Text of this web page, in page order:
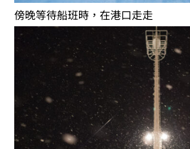
傍晚等待船班時，在港口走走